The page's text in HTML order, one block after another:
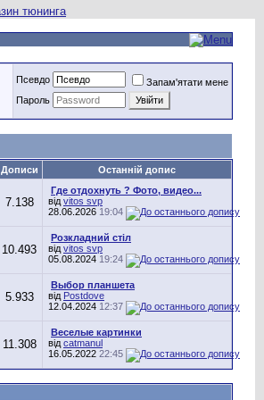
Псевдо
Запам'ятати мене
Пароль
Дописи Останній допис
7.138
Где отдохнуть ? Фото, видео...
від vitos svp
28.06.2026 19:04
10.493
Розкладний стіл
від vitos svp
05.08.2024 19:24
5.933
Выбор планшета
від Postdove
12.04.2024 12:37
11.308
Веселые картинки
від catmanul
16.05.2022 22:45